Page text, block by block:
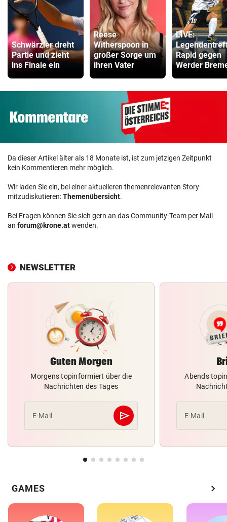
Schwärzler dreht
Partie und zieht
ins Finale ein
Reese
Witherspoon in
großer Sorge um
ihren Vater
LIVE:
Rapid gegen
Werder
Da dieser Artikel älter als 18 Monate ist, ist zum jetzigen Zeitpunkt
kein Kommentieren mehr möglich.
Wir laden Sie ein, bei einer aktuelleren themenrelevanten Story
mitzudiskutieren:Themenübersicht.
Bei Fragen können Sie sich gern an das Community-Team per Mail
an forum@krone.atwenden.
NEWSLETTER
Guten Morgen
Morgens topinformiert über die
Nachrichten des Tages
E-Mail send
Abschicken
Abends
E-Mail
GAMES chevron_right